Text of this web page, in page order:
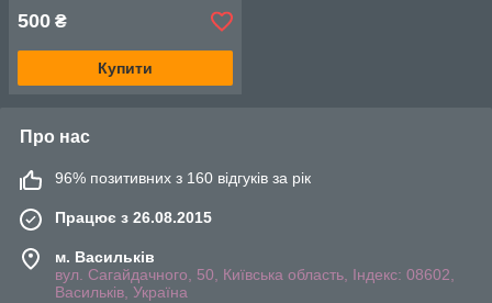
500 ₴
Купити
Про нас
96% позитивних з 160 відгуків за рік
Працює з 26.08.2015
м. Васильків
вул. Сагайдачного, 50, Київська область, Індекс: 08602,
Васильків, Україна